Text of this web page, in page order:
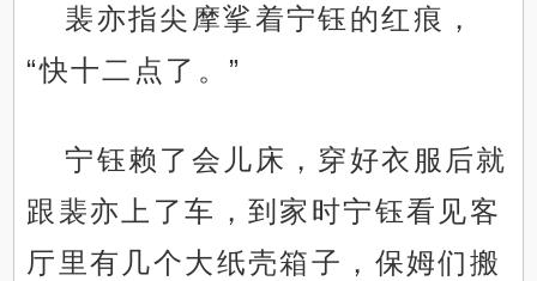
裴亦指尖摩挲着宁钰的红痕，
“快十二点了。”
宁钰赖了会儿床，穿好衣服后就
跟裴亦上了车，到家时宁钰看见客
厅里有几个大纸壳箱子，保姆们搬